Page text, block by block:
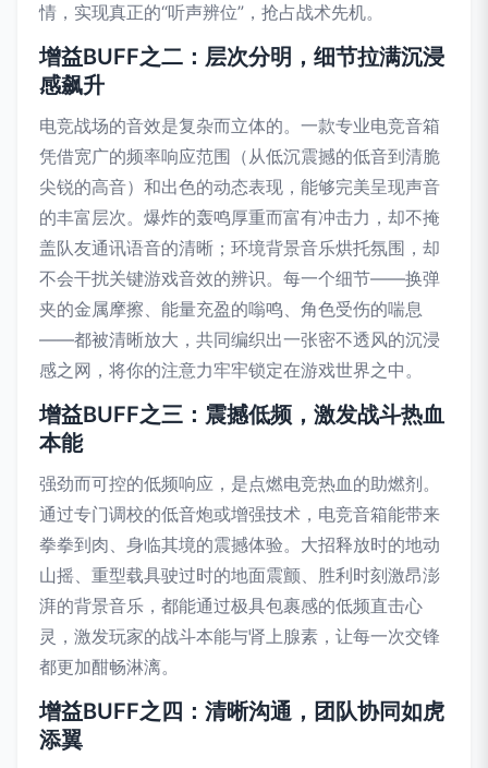
情，实现真正的“听声辨位”，抢占战术先机。
增益BUFF之二：层次分明，细节拉满沉浸
感飙升
电竞战场的音效是复杂而立体的。一款专业电竞音箱
凭借宽广的频率响应范围（从低沉震撼的低音到清脆
尖锐的高音）和出色的动态表现，能够完美呈现声音
的丰富层次。爆炸的轰鸣厚重而富有冲击力，却不掩
盖队友通讯语音的清晰；环境背景音乐烘托氛围，却
不会干扰关键游戏音效的辨识。每一个细节——换弹
夹的金属摩擦、能量充盈的嗡鸣、角色受伤的喘息
——都被清晰放大，共同编织出一张密不透风的沉浸
感之网，将你的注意力牢牢锁定在游戏世界之中。
增益BUFF之三：震撼低频，激发战斗热血
本能
强劲而可控的低频响应，是点燃电竞热血的助燃剂。
通过专门调校的低音炮或增强技术，电竞音箱能带来
拳拳到肉、身临其境的震撼体验。大招释放时的地动
山摇、重型载具驶过时的地面震颤、胜利时刻激昂澎
湃的背景音乐，都能通过极具包裹感的低频直击心
灵，激发玩家的战斗本能与肾上腺素，让每一次交锋
都更加酣畅淋漓。
增益BUFF之四：清晰沟通，团队协同如虎
添翼